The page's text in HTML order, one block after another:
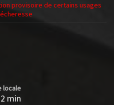
provisoire de certains usages
locale
min